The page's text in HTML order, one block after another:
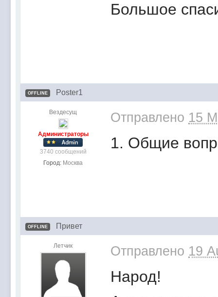
Большое
OFFLINE Poster1
Вездесущ
Администраторы
3740 сообщений
Город: Москва
Отправлено 15
1. Общие
OFFLINE Привет
Летчик Отправлено 19
Народ!